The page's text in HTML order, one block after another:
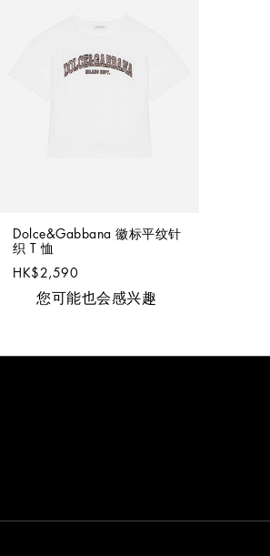
Dolce&Gabbana 徽标平纹针
织 T 恤
HK$2,590
您可能也会感兴趣